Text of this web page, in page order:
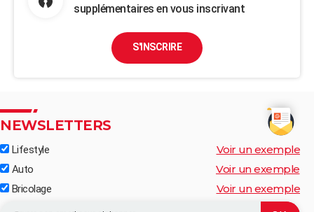
supplémentaires en vous inscrivant
S'INSCRIRE
NEWSLETTERS
Lifestyle Voir un exemple
Auto Voir un exemple
Bricolage Voir un exemple